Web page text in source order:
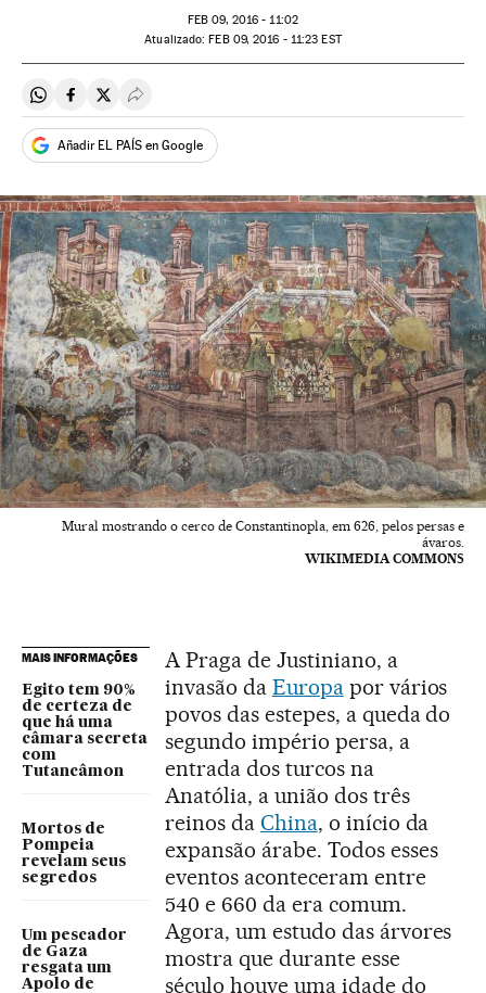
FEB 09, 2016 - 11:02
atualizado: FEB09, 2016 - 11:23 EST
Compartir en Whatsapp
Compartir en Facebook
Compartir en Twitter
Desplegar Redes Sociales
Añadir EL PAÍS en Google
Mural mostrando o cerco de Constantinopla, em 626, pelos persas e
ávaros.
WIKIMEDIA COMMONS
MAIS INFORMAÇÕES
Egito tem 90%
de certeza de
que há uma
câmara secreta
com
Tutancâmon
Mortos de
Pompeia
revelam seus
segredos
Um pescador
de Gaza
resgata um
Apolo de
A Praga de Justiniano, a
invasão da Europapor vários
povos das estepes, a queda do
segundo império persa, a
entrada dos turcos na
Anatólia, a união dos três
reinos da China, o início da
expansão árabe. Todos esses
eventos aconteceram entre
540 e 660 da era comum.
Agora, um estudo das árvores
mostra que durante esse
século houve uma idade do